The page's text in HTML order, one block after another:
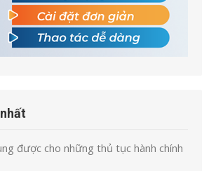
được cho những thủ tục hành chính